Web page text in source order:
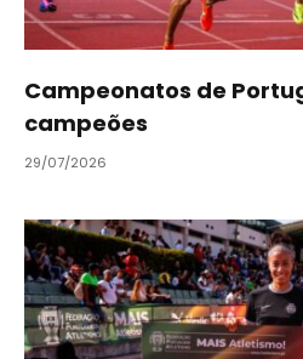
Campeonatos de
campeões
29/07/2026